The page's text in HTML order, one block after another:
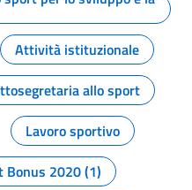
Attività istituzionale
allo sport
Lavoro sportivo
Bonus 2020 (1)